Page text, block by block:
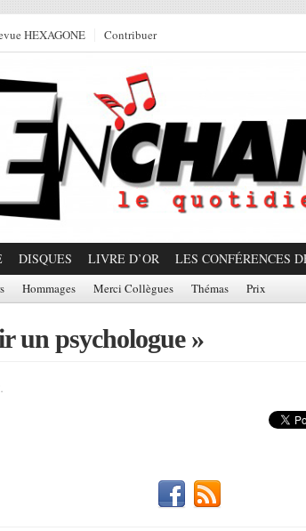
HEXAGONE Contribuer
DISQUES LIVRE D’OR LES CONFÉRENCES
Hommages Merci Collègues Thémas Prix
un psychologue »